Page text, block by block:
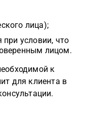
лица);
при условии, что
лицом.
к
для клиента в